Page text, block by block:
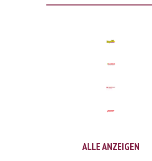
ALLE ANZEIGEN